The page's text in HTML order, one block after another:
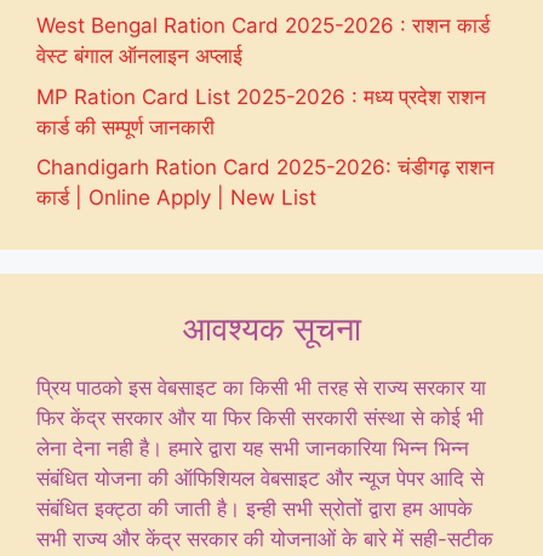
West Bengal Ration Card 2025-2026 : राशन कार्ड
वेस्ट बंगाल ऑनलाइन अप्लाई
MP Ration Card List 2025-2026 : मध्य प्रदेश राशन
कार्ड की सम्पूर्ण जानकारी
Chandigarh Ration Card 2025-2026: चंडीगढ़ राशन
कार्ड | Online Apply | New List
आवश्यक सूचना
प्रिय पाठको इस वेबसाइट का किसी भी तरह से राज्य सरकार या
फिर केंद्र सरकार और या फिर किसी सरकारी संस्था से कोई भी
लेना देना नही है। हमारे द्वारा यह सभी जानकारिया भिन्न भिन्न
संबंधित योजना की ऑफिशियल वेबसाइट और न्यूज पेपर आदि से
संबंधित इक्ट्ठा की जाती है। इन्ही सभी स्रोतों द्वारा हम आपके
सभी राज्य और केंद्र सरकार की योजनाओं के बारे में सही-सटीक